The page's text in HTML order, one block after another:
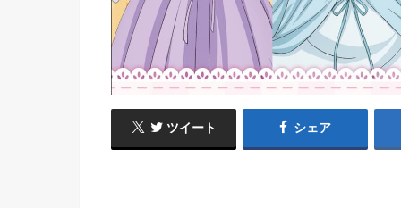
ツイート シェア